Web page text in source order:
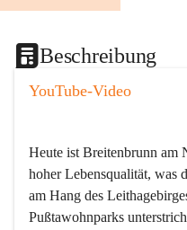
Beschreibung
YouTube-Video
Heute ist Breitenbrunn am
hoher Lebensqualität, was
am Hang des
Pußtawohnparks